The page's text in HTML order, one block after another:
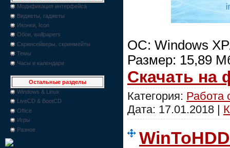
Модификация интерфейса
Виджеты, гаджеты
Иконки, Icon
Обои, wallpapers
Скринсейверы, скринмейты
Темы
Часы и календари
Остальные разделы
Windows & Linux
LiveCD & BootCD
Office
Игры
Разное
ОС: Windows
Размер: 15,89
Скачать на
Категория: Работа
Дата: 17.01.2018 |